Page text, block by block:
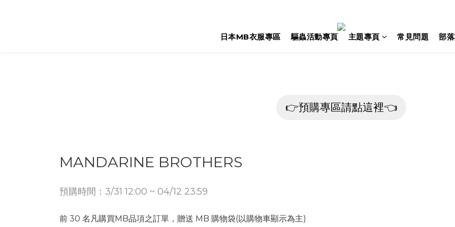
日本MB衣服專區 驅蟲活動專頁 主題專頁 常見問題 部
👉預購專區請點這裡👈
MANDARINE BROTHERS
預購時間：3/31 12:00 ~ 04/12 23:59
前 30 名凡購買MB品項之訂單，贈送 MB 購物袋(以購物車顯示為主)